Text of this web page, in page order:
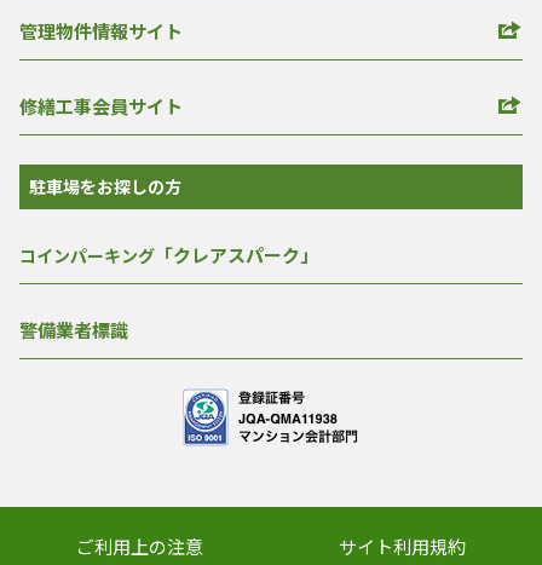
管理物件情報サイト
修繕工事会員サイト
駐車場をお探しの方
コインパーキング 「クレアスパーク」
警備業者標識
ご利用上の注意 サイト利用規約